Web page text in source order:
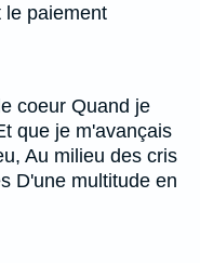
le paiement
coeur Quand je
que je m'avançais
Au milieu des cris
D'une multitude en